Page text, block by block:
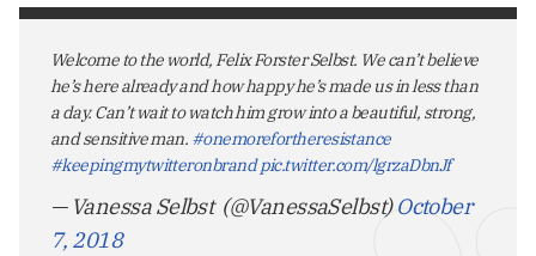
Welcome to the world, Felix Forster Selbst. We can’t believe
he’s here already and how happy he’s made us in less than
a day. Can’t wait to watch him grow into a beautiful, strong,
and sensitive man. #onemorefortheresistance
#keepingmytwitteronbrand pic.twitter.com/lgrzaDbnJf
— Vanessa Selbst ️‍ (@VanessaSelbst)October
7, 2018